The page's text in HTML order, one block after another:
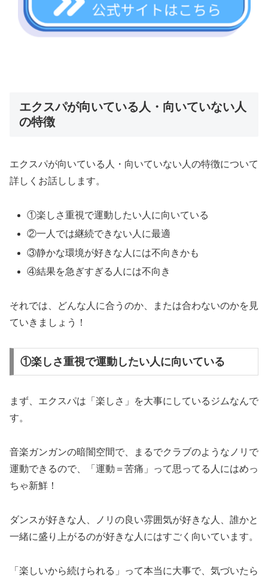
エクスパが向いている人・向いていない人
の特徴
エクスパが向いている人・向いていない人の特徴について
詳しくお話しします。
①楽しさ重視で運動したい人に向いている
②一人では継続できない人に最適
③静かな環境が好きな人には不向きかも
④結果を急ぎすぎる人には不向き
それでは、どんな人に合うのか、または合わないのかを見
ていきましょう！
①楽しさ重視で運動したい人に向いている
まず、エクスパは「楽しさ」を大事にしているジムなんで
す。
音楽ガンガンの暗闇空間で、まるでクラブのようなノリで
運動できるので、「運動＝苦痛」って思ってる人にはめっ
ちゃ新鮮！
ダンスが好きな人、ノリの良い雰囲気が好きな人、誰かと
一緒に盛り上がるのが好きな人にはすごく向いています。
「楽しいから続けられる」って本当に大事で、気づいたら